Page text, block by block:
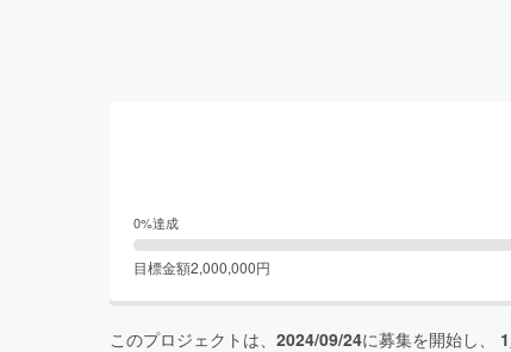
0%達成
目標金額2,000,000円
このプロジェクトは、 2024/09/24に募集を開始し、 1